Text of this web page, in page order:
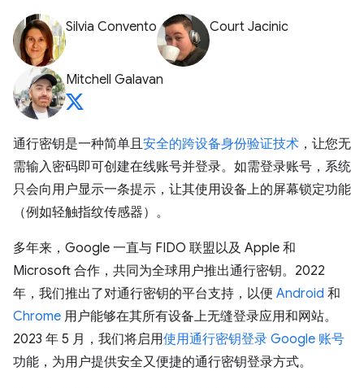
Silvia Convento Court Jacinic
Mitchell Galavan
通行密钥是一种简单且安全的跨设备身份验证技术 ，让您无
需输入密码即可创建在线账号并登录。如需登录账号，系统
只会向用户显示一条提示，让其使用设备上的屏幕锁定功能
（例如轻触指纹传感器）。
多年来，Google 一直与 FIDO 联盟以及 Apple 和
Microsoft 合作，共同为全球用户推出通行密钥。2022
年，我们推出了对通行密钥的平台支持，以便 Android 和
Chrome 用户能够在其所有设备上无缝登录应用和网站。
2023 年 5 月，我们将启用使用通行密钥登录 Google 账号
功能，为用户提供安全又便捷的通行密钥登录方式。